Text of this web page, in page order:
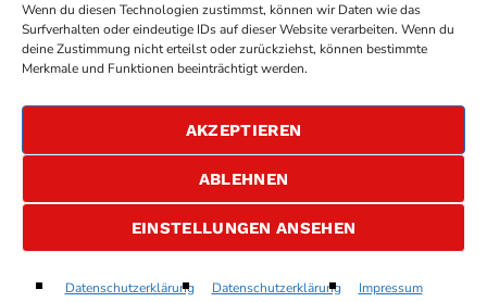
Wenn du diesen Technologien zustimmst, können wir Daten wie das
Surfverhalten oder eindeutige IDs auf dieser Website verarbeiten. Wenn du
deine Zustimmung nicht erteilst oder zurückziehst, können bestimmte
Merkmale und Funktionen beeinträchtigt werden.
AKZEPTIEREN
ABLEHNEN
EINSTELLUNGEN ANSEHEN
Datenschutzerklärung Datenschutzerklärung Impressum
play_arrow
AIn't That Just The Way
COPYRIGHTANTENNE BAD KREUZNACH
DATENSCHUTZERKLÄRUNG
ALLGEMEINE GESCHÄFTSBEDINGUNGEN